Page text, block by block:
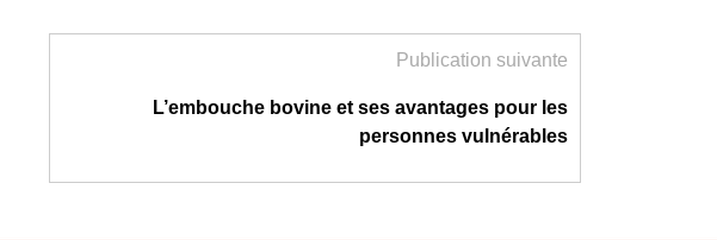
Publication suivante
L’embouche bovine et ses avantages pour les
personnes vulnérables